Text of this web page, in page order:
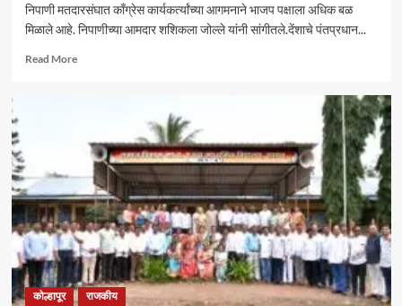
निपाणी मतदारसंघात काँग्रेस कार्यकर्त्यांच्या आगमनाने भाजप पक्षाला अधिक बळ
मिळाले आहे. निपाणीच्या आमदार शशिकला जोल्ले यांनी सांगीतले.देंशाचे पंतप्रधान...
Read MoreRead
आगमनाने
भाजप
पक्षाला
अधिक
बळ
ः
आमदार
शशिकला
जोल्ले_
कोल्हापूर राजकीय